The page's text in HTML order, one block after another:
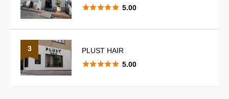
星の数をお選びください  
スタイリングのレパートリー
星の数をお選びください  
 5.00
3
PLUST HAIR
 5.00